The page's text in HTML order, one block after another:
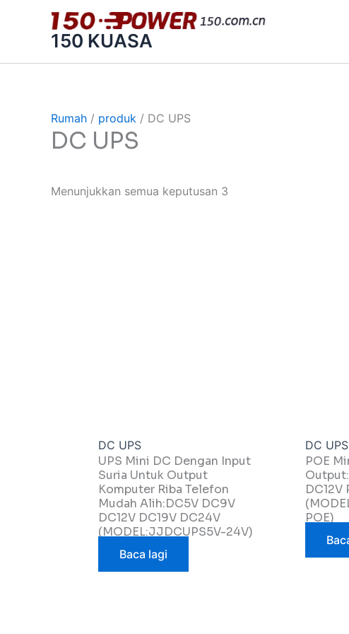
容
150 KUASA
Rumah / produk / DC UPS
DC UPS
Menunjukkan semua keputusan 3
DC UPS
UPS Mini DC Dengan Input
Suria Untuk Output
Komputer Riba Telefon
Mudah Alih:DC5V DC9V
DC12V DC19V DC24V
(MODEL:JJDCUPS5V-24V)
Baca lagi
DC UPS
POE
DC12V
POE)